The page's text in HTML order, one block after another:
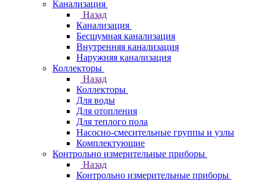
Канализация
Назад
Канализация
Бесшумная канализация
Внутренняя канализация
Наружняя канализация
Коллекторы
Назад
Коллекторы
Для воды
Для отопления
Для теплого пола
Насосно-смесительные группы и узлы
Комплектующие
Контрольно измерительные приборы
Назад
Контрольно измерительные приборы